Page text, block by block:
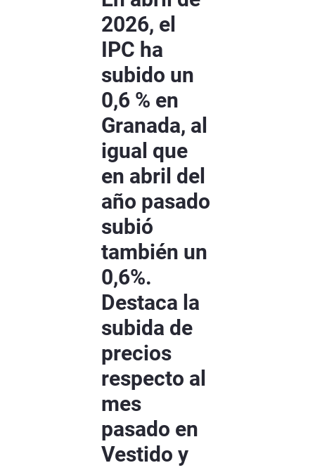
2026, el
IPC ha
subido un
0,6 % en
Granada, al
igual que
en abril del
año pasado
subió
también un
0,6%.
Destaca la
subida de
precios
respecto al
mes
pasado en
Vestido y